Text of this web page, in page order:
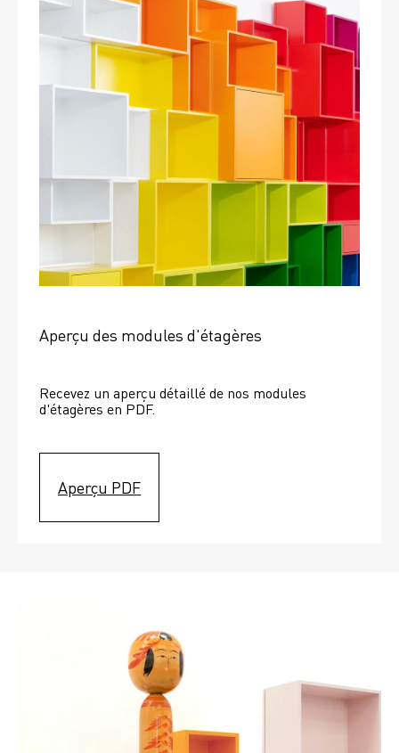
Aperçu des modules d'étagères
Recevez un aperçu détaillé de nos modules
d'étagères en PDF.
Aperçu PDF